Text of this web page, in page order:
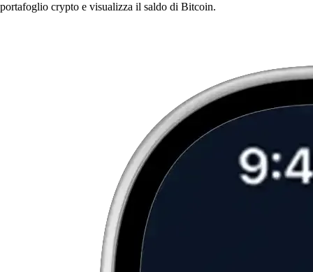
portafoglio crypto e visualizza il saldo di Bitcoin.